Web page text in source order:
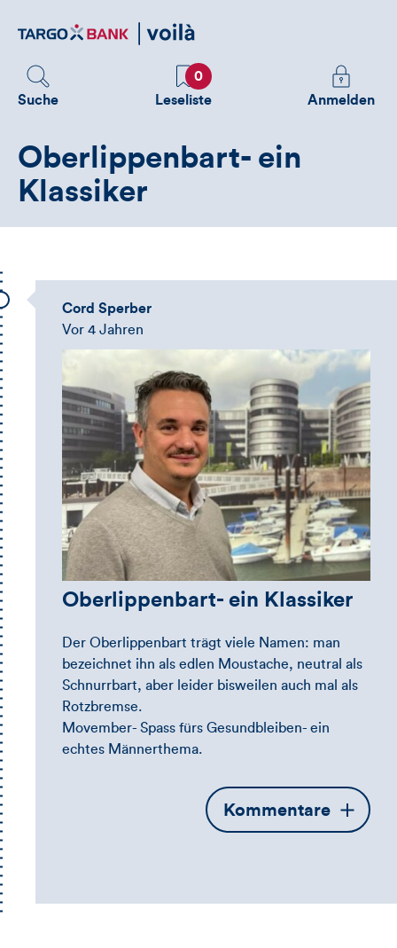
zum
Suche
Favoriten
0
Leseliste
Melden
Sie
Anmelden
Oberlippenbart- ein
Klassiker
Cord Sperber
Vor 4 Jahren
Oberlippenbart- ein Klassiker
Der Oberlippenbart trägt viele Namen: man
bezeichnet ihn als edlen Moustache, neutral als
Schnurrbart, aber leider bisweilen auch mal als
Rotzbremse.
Movember- Spass fürs Gesundbleiben- ein
echtes Männerthema.
Öffnet
die
Kommentare